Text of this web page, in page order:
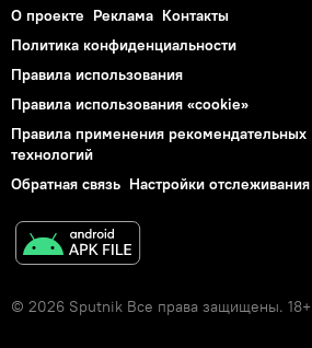
О проекте Реклама Контакты
Политика конфиденциальности
Правила использования
Правила использования «cookie»
Правила применения рекомендательных
технологий
Обратная связь Настройки отслеживания
© 2026 Sputnik Все права защищены. 18+